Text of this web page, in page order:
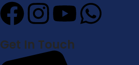
Get In Touch